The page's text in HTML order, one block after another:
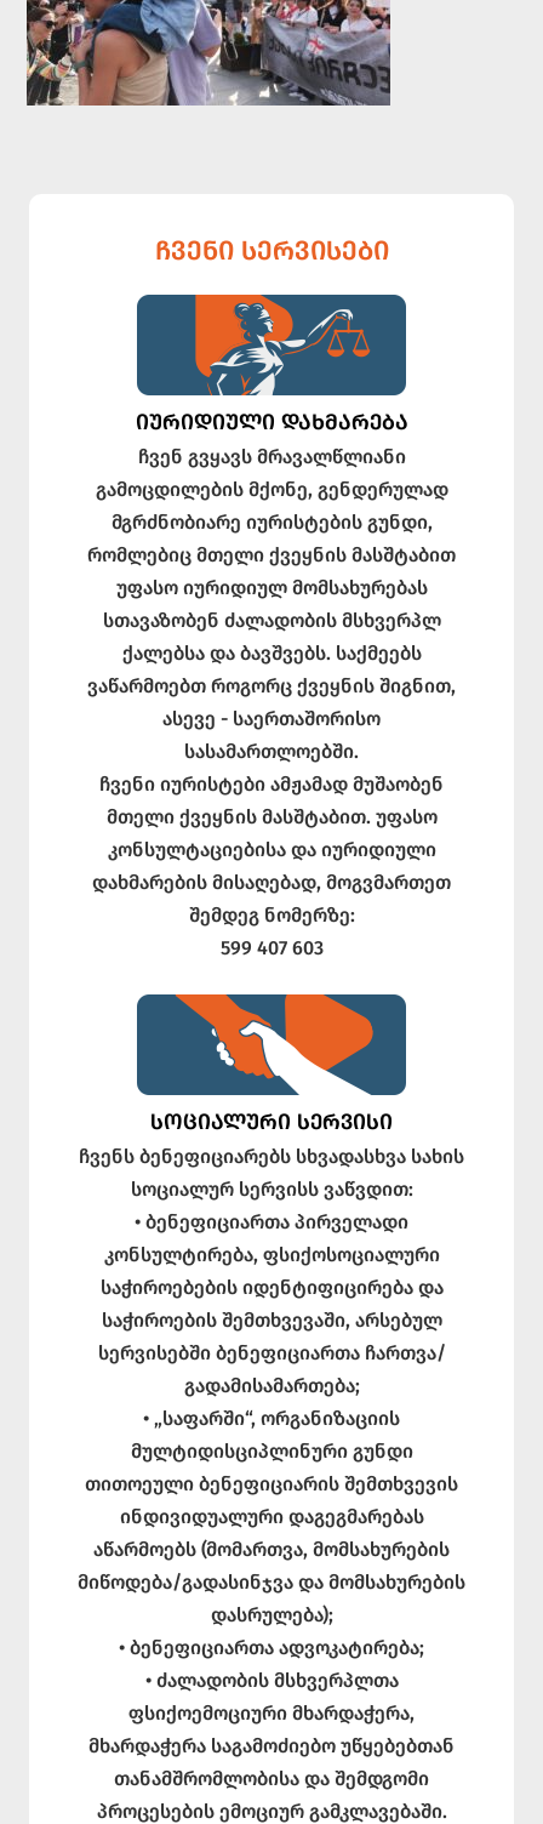
ᲩᲕᲔᲜᲘ ᲡᲔᲠᲕᲘᲡᲔᲑᲘ
ᲘᲣᲠᲘᲓᲘᲣᲚᲘ ᲓᲐᲮᲛᲐᲠᲔᲑᲐ
ჩვენ გვყავს მრავალწლიანი
გამოცდილების მქონე, გენდერულად
მგრძნობიარე იურისტების გუნდი,
რომლებიც მთელი ქვეყნის მასშტაბით
უფასო იურიდიულ მომსახურებას
სთავაზობენ ძალადობის მსხვერპლ
ქალებსა და ბავშვებს. საქმეებს
ვაწარმოებთ როგორც ქვეყნის შიგნით,
ასევე - საერთაშორისო
სასამართლოებში.
ჩვენი იურისტები ამჟამად მუშაობენ
მთელი ქვეყნის მასშტაბით. უფასო
კონსულტაციებისა და იურიდიული
დახმარების მისაღებად, მოგვმართეთ
შემდეგ ნომერზე:
599 407 603
ᲡᲝᲪᲘᲐᲚᲣᲠᲘ ᲡᲔᲠᲕᲘᲡᲘ
ჩვენს ბენეფიციარებს სხვადასხვა სახის
სოციალურ სერვისს ვაწვდით:
• ბენეფიციართა პირველადი
კონსულტირება, ფსიქოსოციალური
საჭიროებების იდენტიფიცირება და
საჭიროების შემთხვევაში, არსებულ
სერვისებში ბენეფიციართა ჩართვა/
გადამისამართება;
• „საფარში“, ორგანიზაციის
მულტიდისციპლინური გუნდი
თითოეული ბენეფიციარის შემთხვევის
ინდივიდუალური დაგეგმარებას
აწარმოებს (მომართვა, მომსახურების
მიწოდება/გადასინჯვა და მომსახურების
დასრულება);
• ბენეფიციართა ადვოკატირება;
• ძალადობის მსხვერპლთა
ფსიქოემოციური მხარდაჭერა,
მხარდაჭერა საგამოძიებო უწყებებთან
თანამშრომლობისა და შემდგომი
პროცესების ემოციურ გამკლავებაში.